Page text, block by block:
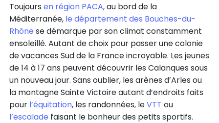
Toujours en région PACA, au bord de la
Méditerranée, le département des Bouches-du-
Rhône se démarque par son climat constamment
ensoleillé. Autant de choix pour passer une colonie
de vacances Sud de la France incroyable. Les jeunes
de 14 à 17 ans peuvent découvrir les Calanques sous
un nouveau jour. Sans oublier, les arènes d’Arles ou
la montagne Sainte Victoire autant d’endroits faits
pour l’équitation, les randonnées, leVTT ou
l’escalade faisant le bonheur des petits sportifs.